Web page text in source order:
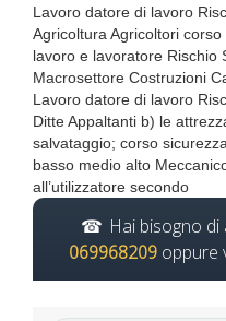
Lavoro datore di lavoro
Agricoltura Agricoltori
lavoro e lavoratore Rischio
Macrosettore Costruzioni
Lavoro datore di lavoro
Ditte Appaltanti b) le
salvataggio; corso
basso medio alto
all’utilizzatore secondo
Hai bisogno di
069968209 oppure